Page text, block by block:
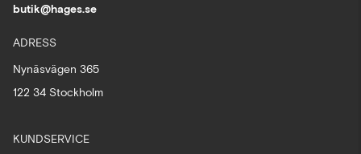
butik@hages.se
ADRESS
Nynäsvägen 365
122 34 Stockholm
KUNDSERVICE